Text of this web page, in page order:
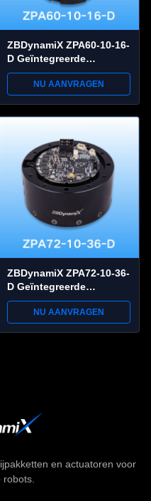
ZBDynamiX ZPA60-10-16-
D Geïntegreerde
Planetaire Joint Actuator
25 Nm Peak Torque, 16:1
verhouding, OD69 mm
NU AANVRAGEN
ZBDynamiX ZPA72-10-36-
D Geïntegreerde
Planetaire Joint Actuator
82 Nm Piek koppel, 36:1
verhouding, OD86.5 mm
NU AANVRAGEN
en actuatoren voor